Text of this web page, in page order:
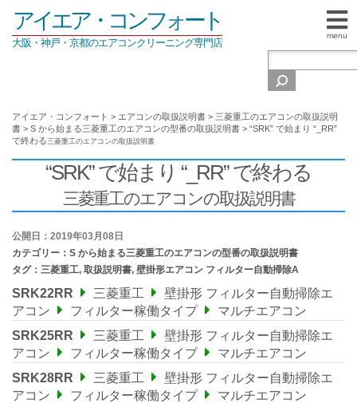
menu
アイエア・コンフォート
大阪・神戸・京都のエアコンクリーニング専門店
アイエア・コンフォート > エアコンの取扱説明書 > 三菱重工のエアコンの取扱説明
書 > S から始まる三菱重工のエアコンの型番の取扱説明書 > “SRK” で始まり “_RR”
で終わる三菱重工のエアコンの取扱説明書
“SRK” で始まり “_RR” で終わる
三菱重工のエアコンの取扱説明書
公開日：2019年03月08日
カテゴリー： S から始まる三菱重工のエアコンの型番の取扱説明書
タグ： 三菱重工, 取扱説明書, 壁掛形エアコン フィルター自動掃除A
SRK22RR 三菱重工
壁掛形 フィルター自動掃除エ
アコン
フィルター稼働タイプ
マルチエアコン
SRK25RR
三菱重工
壁掛形 フィルター自動掃除エ
アコン
フィルター稼働タイプ
マルチエアコン
SRK28RR
三菱重工
壁掛形 フィルター自動掃除エ
アコン
フィルター稼働タイプ
マルチエアコン